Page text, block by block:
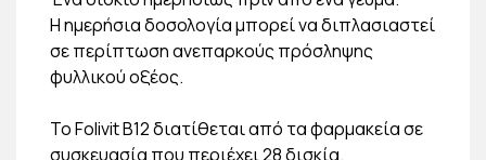
Η ημερήσια δοσολογία μπορεί να διπλασιαστεί
σε περίπτωση ανεπαρκούς πρόσληψης
φυλλικού οξέος.
Το Folivit Β12 διατίθεται από τα φαρμακεία σε
συσκευασία που περιέχει 28 δισκία.